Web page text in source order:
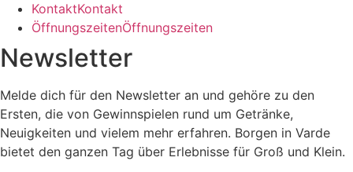
KontaktKontakt
ÖffnungszeitenÖffnungszeiten
Newsletter
Melde dich für den Newsletter an und gehöre zu den
Ersten, die von Gewinnspielen rund um Getränke,
Neuigkeiten und vielem mehr erfahren. Borgen in Varde
bietet den ganzen Tag über Erlebnisse für Groß und Klein.